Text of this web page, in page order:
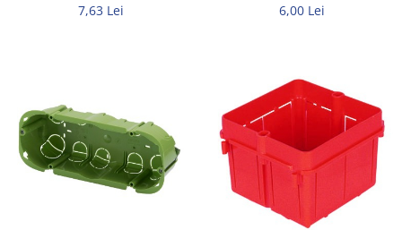
7,63 Lei
6,00 Lei